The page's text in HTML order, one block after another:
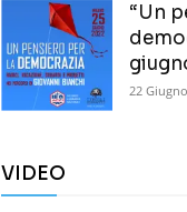
“Un
22
VIDEO